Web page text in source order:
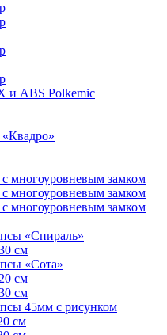
и ABS Polkemic
многоуровневым замком
многоуровневым замком
многоуровневым замком
«Спираль»
см
«Сота»
см
см
45мм с рисунком
см